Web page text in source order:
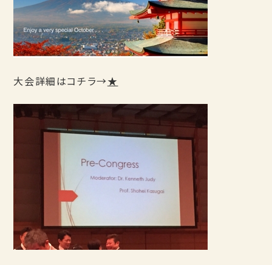
大会詳細はコチラ→★